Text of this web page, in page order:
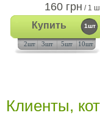
160 грн / 1
Купить 1шт
2шт 3шт 5шт 10шт
Клиенты,